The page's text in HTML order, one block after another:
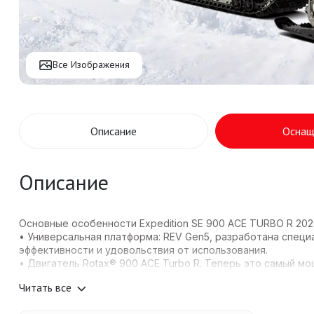
Все Изображения
Описание
Описание
Основные особенности Expedition SE 900 ACE TURBO R
• Универсальная платформа: REV Gen5, разработана
эффективности и удовольствия от использования.
• Двигатель Rotax® 900 ACE Turbo R. Теперь это самый
повышенной наддувной мощности и оптимизированным
Читать все